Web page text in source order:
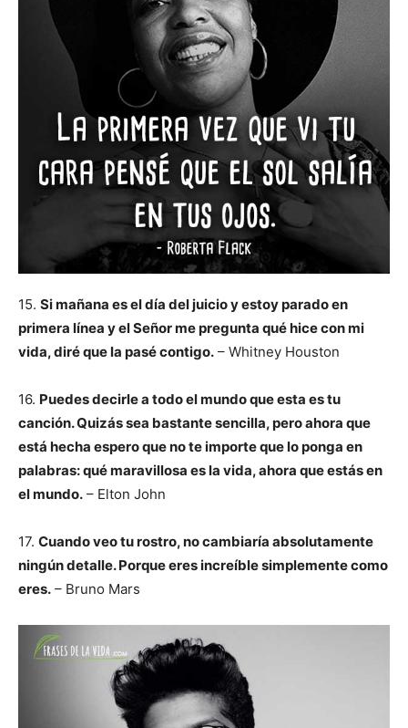
15. Si mañana es el día del juicio y estoy parado en
primera línea y el Señor me pregunta qué hice con mi
vida, diré que la pasé contigo. – Whitney Houston
16. Puedes decirle a todo el mundo que esta es tu
canción. Quizás sea bastante sencilla, pero ahora que
está hecha espero que no te importe que lo ponga en
palabras: qué maravillosa es la vida, ahora que estás en
el mundo. – Elton John
17. Cuando veo tu rostro, no cambiaría absolutamente
ningún detalle. Porque eres increíble simplemente como
eres. – Bruno Mars